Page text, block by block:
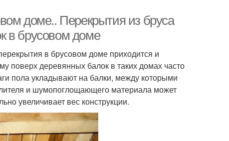
доме.. Перекрытия из бруса
в брусовом доме
в брусовом доме приходится и
поверх деревянных балок в таких домах часто
пола укладывают на балки, между которыми
и шумопоглощающего материала может
увеличивает вес конструкции.